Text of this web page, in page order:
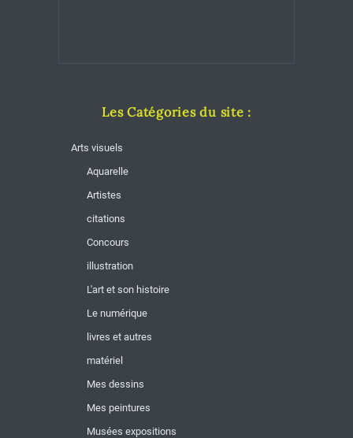
Les Catégories du site :
Arts visuels
Aquarelle
Artistes
citations
Concours
illustration
L'art et son histoire
Le numérique
livres et autres
matériel
Mes dessins
Mes peintures
Musées expositions